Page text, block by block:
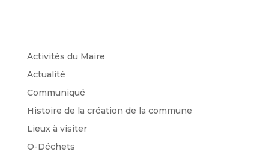
Activités du Maire
Actualité
Communiqué
Histoire de la création de la commune
Lieux à visiter
O-Déchets